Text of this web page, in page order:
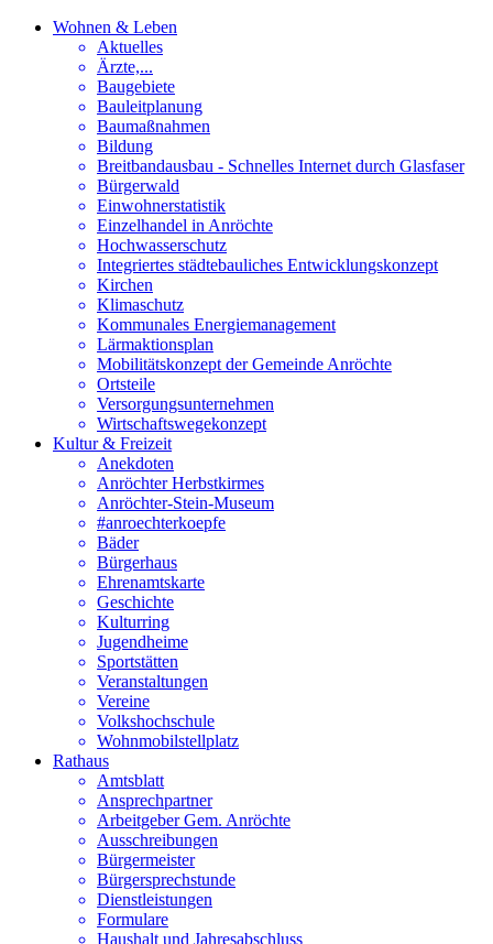
Wohnen & Leben
Aktuelles
Ärzte,...
Baugebiete
Bauleitplanung
Baumaßnahmen
Bildung
Breitbandausbau - Schnelles Internet durch Glasfaser
Bürgerwald
Einwohnerstatistik
Einzelhandel in Anröchte
Hochwasserschutz
Integriertes städtebauliches Entwicklungskonzept
Kirchen
Klimaschutz
Kommunales Energiemanagement
Lärmaktionsplan
Mobilitätskonzept der Gemeinde Anröchte
Ortsteile
Versorgungsunternehmen
Wirtschaftswegekonzept
Kultur & Freizeit
Anekdoten
Anröchter Herbstkirmes
Anröchter-Stein-Museum
#anroechterkoepfe
Bäder
Bürgerhaus
Ehrenamtskarte
Geschichte
Kulturring
Jugendheime
Sportstätten
Veranstaltungen
Vereine
Volkshochschule
Wohnmobilstellplatz
Rathaus
Amtsblatt
Ansprechpartner
Arbeitgeber Gem. Anröchte
Ausschreibungen
Bürgermeister
Bürgersprechstunde
Dienstleistungen
Formulare
Haushalt und Jahresabschluss